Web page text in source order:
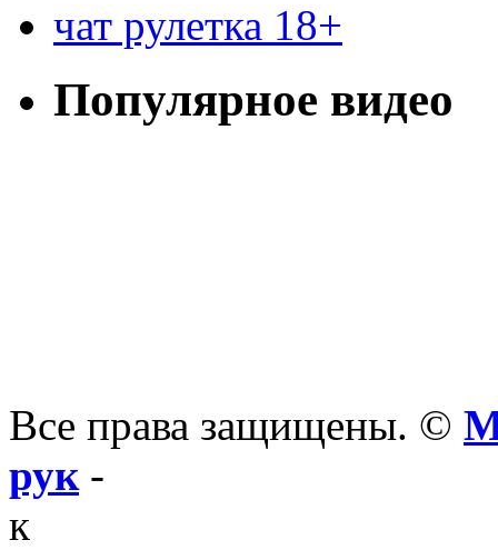
чат рулетка 18+
Популярное видео
Все права защищены. ©
рук-
к